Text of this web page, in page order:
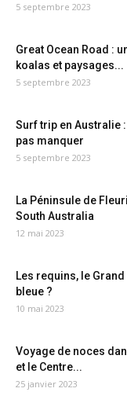
5 septembre 2023
Great Ocean Road :
koalas et paysages...
5 septembre 2023
Surf trip en Australie
pas manquer
5 septembre 2023
La Péninsule de
South Australia
12 mai 2023
Les requins, le
bleue ?
10 mai 2023
Voyage de noces
et le Centre...
25 janvier 2023